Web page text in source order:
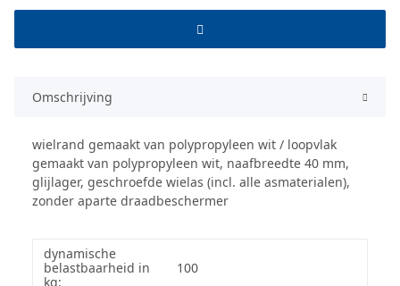
Omschrijving
wielrand gemaakt van polypropyleen wit / loopvlak
gemaakt van polypropyleen wit, naafbreedte 40 mm,
glijlager, geschroefde wielas (incl. alle asmaterialen),
zonder aparte draadbeschermer
dynamische
belastbaarheid in
kg:
100